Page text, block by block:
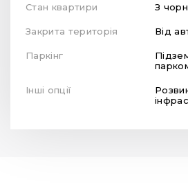
Стан квартири З
Закрита територія Від
Паркінг
Інші опції